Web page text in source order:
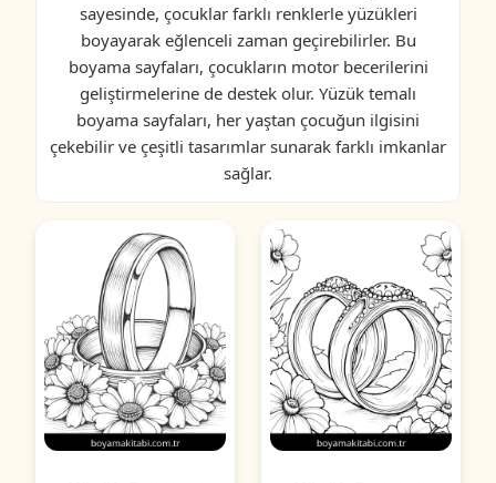
sayesinde, çocuklar farklı renklerle yüzükleri
boyayarak eğlenceli zaman geçirebilirler. Bu
boyama sayfaları, çocukların motor becerilerini
geliştirmelerine de destek olur. Yüzük temalı
boyama sayfaları, her yaştan çocuğun ilgisini
çekebilir ve çeşitli tasarımlar sunarak farklı imkanlar
sağlar.